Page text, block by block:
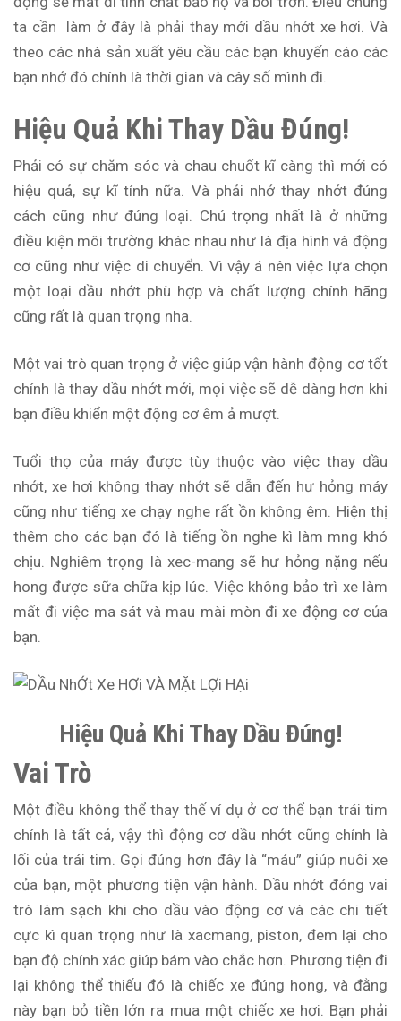
ta cần làm ở đây là phải thay mới dầu nhớt xe hơi. Và
theo các nhà sản xuất yêu cầu các bạn khuyến cáo các
bạn nhớ đó chính là thời gian và cây số mình đi.
Hiệu Quả Khi Thay Dầu Đúng!
Phải có sự chăm sóc và chau chuốt kĩ càng thì mới có
hiệu quả, sự kĩ tính nữa. Và phải nhớ thay nhớt đúng
cách cũng như đúng loại. Chú trọng nhất là ở những
điều kiện môi trường khác nhau như là địa hình và động
cơ cũng như việc di chuyển. Vì vậy á nên việc lựa chọn
một loại dầu nhớt phù hợp và chất lượng chính hãng
cũng rất là quan trọng nha.
Một vai trò quan trọng ở việc giúp vận hành động cơ tốt
chính là thay dầu nhớt mới, mọi việc sẽ dễ dàng hơn khi
bạn điều khiển một động cơ êm ả mượt.
Tuổi thọ của máy được tùy thuộc vào việc thay dầu
nhớt, xe hơi không thay nhớt sẽ dẫn đến hư hỏng máy
cũng như tiếng xe chạy nghe rất ồn không êm. Hiện thị
thêm cho các bạn đó là tiếng ồn nghe kì làm mng khó
chịu. Nghiêm trọng là xec-mang sẽ hư hỏng nặng nếu
hong được sữa chữa kịp lúc. Việc không bảo trì xe làm
mất đi việc ma sát và mau mài mòn đi xe động cơ của
bạn.
Hiệu Quả Khi Thay Dầu Đúng!
Vai Trò
Một điều không thể thay thế ví dụ ở cơ thể bạn trái tim
chính là tất cả, vậy thì động cơ dầu nhớt cũng chính là
lối của trái tim. Gọi đúng hơn đây là “máu” giúp nuôi xe
của bạn, một phương tiện vận hành. Dầu nhớt đóng vai
trò làm sạch khi cho dầu vào động cơ và các chi tiết
cực kì quan trọng như là xacmang, piston, đem lại cho
bạn độ chính xác giúp bám vào chắc hơn. Phương tiện đi
lại không thể thiếu đó là chiếc xe đúng hong, và đằng
này bạn bỏ tiền lớn ra mua một chiếc xe hơi. Bạn phải